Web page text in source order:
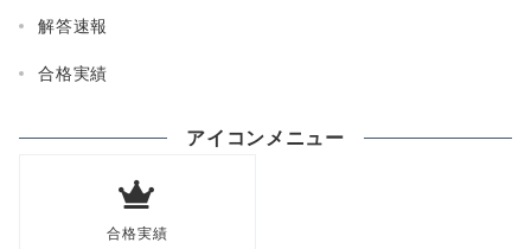
解答速報
合格実績
アイコンメニュー
合格実績